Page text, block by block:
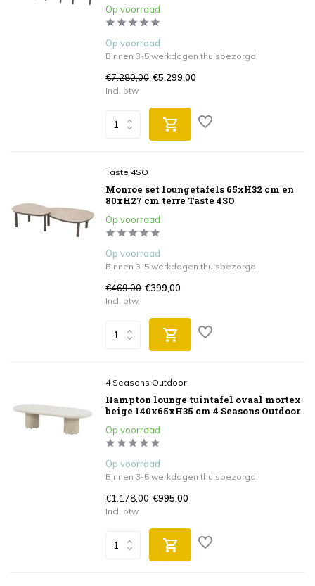
Op voorraad
Op voorraad
Binnen 3-5 werkdagen thuisbezorgd.
€7.280,00 €5.299,00
Incl. btw
Taste 4SO
Monroe set loungetafels 65xH32 cm en
80xH27 cm terre Taste 4SO
Op voorraad
Op voorraad
Binnen 3-5 werkdagen thuisbezorgd.
€469,00 €399,00
Incl. btw
4 Seasons Outdoor
Hampton lounge tuintafel ovaal mortex
beige 140x65xH35 cm 4 Seasons Outdoor
Op voorraad
Op voorraad
Binnen 3-5 werkdagen thuisbezorgd.
€1.178,00 €995,00
Incl. btw